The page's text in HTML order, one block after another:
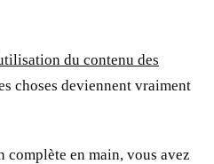
du contenu des
choses deviennent vraiment
complète en main, vous avez